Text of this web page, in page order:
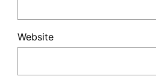
Website